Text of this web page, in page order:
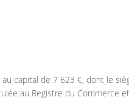
capital de 7 623 €, dont le
au Registre du Commerce